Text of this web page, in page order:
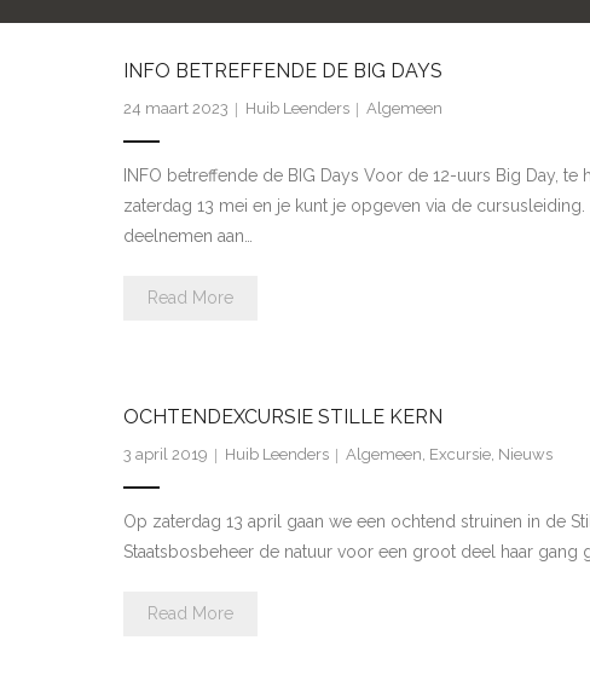
INFO BETREFFENDE DE BIG DAYS
24 maart 2023 Huib Leenders Algemeen
INFO betreffende de BIG Days Voor de 12-uurs Big Day,
zaterdag 13 mei en je kunt je opgeven via de
deelnemen aan…
Read More
OCHTENDEXCURSIE STILLE KERN
3 april 2019 Huib Leenders Algemeen, Excursie, Nieuws
Op zaterdag 13 april gaan we een ochtend struinen in de
Staatsbosbeheer de natuur voor een groot deel haar
Read More